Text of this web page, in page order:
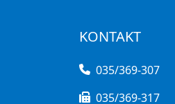
KONTAKT
035/369-307
035/369-317